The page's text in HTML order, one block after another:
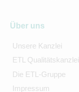
Über uns
Unsere Kanzlei
ETL Qualitätskanzlei
Die ETL-Gruppe
Impressum